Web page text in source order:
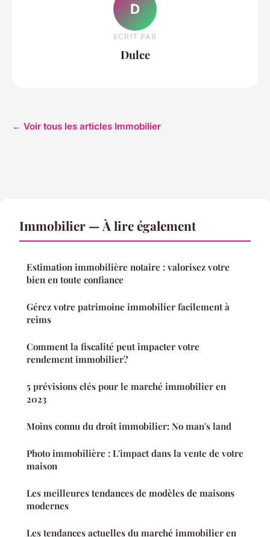
D
ECRIT PAR
Dulce
← Voir tous les articles Immobilier
Immobilier — À lire également
Estimation immobilière notaire : valorisez votre
bien en toute confiance
Gérez votre patrimoine immobilier facilement à
reims
Comment la fiscalité peut impacter votre
rendement immobilier?
5 prévisions clés pour le marché immobilier en
2023
Moins connu du droit immobilier: No man's land
Photo immobilière : L'impact dans la vente de votre
maison
Les meilleures tendances de modèles de maisons
modernes
Les tendances actuelles du marché immobilier en